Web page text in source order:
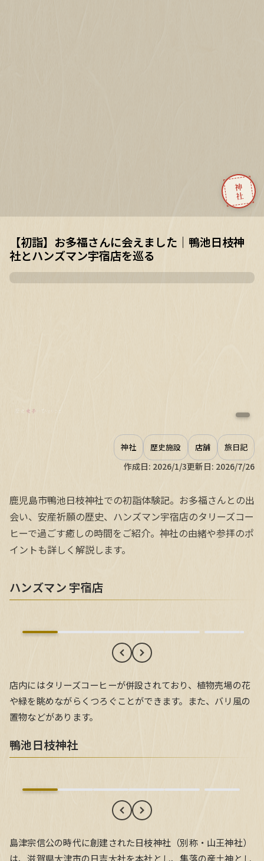
神社
【初詣】お多福さんに会えました｜鴨池日枝神
社とハンズマン宇宿店を巡る
作成日: 2026/1/3更新日: 2026/7/26
神社 歴史施設 店舗 旅日記
鹿児島市鴨池日枝神社での初詣体験記。お多福さんとの出
会い、安産祈願の歴史、ハンズマン宇宿店のタリーズコー
ヒーで過ごす癒しの時間をご紹介。神社の由緒や参拝のポ
イントも詳しく解説します。
ハンズマン 宇宿店
店内にはタリーズコーヒーが併設されており、植物売場の花
や緑を眺めながらくつろぐことができます。また、バリ風の
置物などがあります。
鴨池日枝神社
島津宗信公の時代に創建された日枝神社（別称・山王神社）
は、滋賀県大津市の日吉大社を本社とし、集落の産土神とし